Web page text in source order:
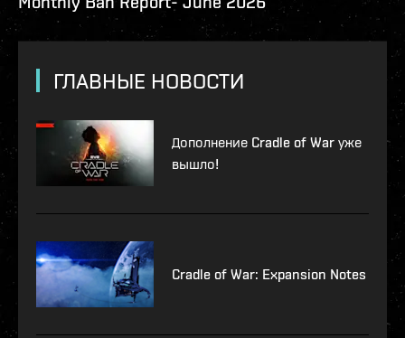
ГЛАВНЫЕ НОВОСТИ
Дополнение Cradle of War уже
вышло!
Cradle of War: Expansion Notes